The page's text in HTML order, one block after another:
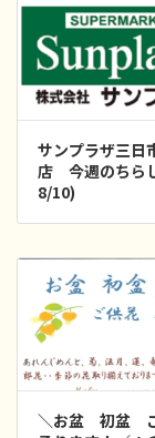
市駅前
し(8/8～
ご供花